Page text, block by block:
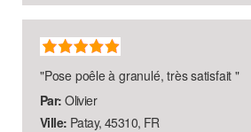
"Pose poêle à granulé, très satisfait"
Par: Olivier
Ville: Patay, 45310, FR